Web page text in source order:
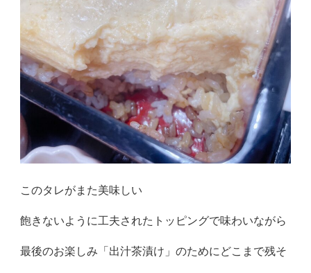
このタレがまた美味しい
飽きないように工夫されたトッピングで味わいながら
最後のお楽しみ「出汁茶漬け」のためにどこまで残そ